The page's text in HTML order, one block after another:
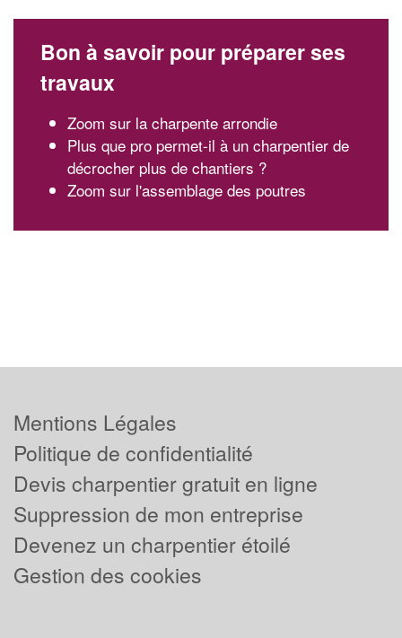
Bon à savoir pour préparer ses
travaux
Zoom sur la charpente arrondie
Plus que pro permet-il à un charpentier de
décrocher plus de chantiers ?
Zoom sur l'assemblage des poutres
Mentions Légales
Politique de confidentialité
Devis charpentier gratuit en ligne
Suppression de mon entreprise
Devenez un charpentier étoilé
Gestion des cookies